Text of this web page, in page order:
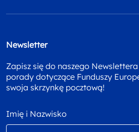
Newsletter
Zapisz się do naszego
porady dotyczące Funduszy
swoja skrzynkę pocztową!
Imię i Nazwisko